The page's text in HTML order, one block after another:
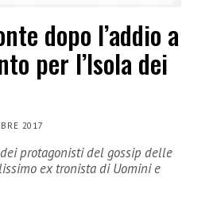
dopo l’addio a
per l’Isola dei
2017
protagonisti del gossip delle
ex tronista di Uomini e